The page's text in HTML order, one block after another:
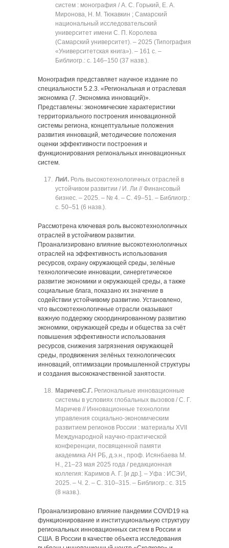
систем : монография / А. С. Горький, Е. А.
Миронова, Н. М. Тюкавкин ; Самарский
национальный исследовательский
университет имени С. П. Королева
(Самарский университет). ‒ 2025 (Типография
«Университетская книга»). ‒ 161 с. ‒
Библиогр.: с. 146‒150 (37 назв.).
Монография представляет научное издание по
специальности 5.2.3. «Региональная и отраслевая
экономика (7. Экономика инноваций)».
Представлены: экономические характеристики
территориального построения инновационной
системы региона, концептуальные положения
развития инноваций, методические положения
оценки эффективности построения и
функционирования региональных инновационных
систем.
ЛиИ. Роль высокотехнологичных отраслей в
устойчивом развитии / И. Ли // Финансовый
бизнес. ‒ 2025. ‒ № 4. ‒ C. 49‒51. ‒ Библиогр.:
с. 50‒51 (6 назв.).
Рассмотрена ключевая роль высокотехнологичных
отраслей в устойчивом развитии.
Проанализировано влияние высокотехнологичных
отраслей на эффективность использования
ресурсов, охрану окружающей среды, зелёные
технологические инновации, синергетическое
развитие экономики и окружающей среды, а также
социальные блага, показано их значение в
содействии устойчивому развитию. Установлено,
что высокотехнологичные отрасли оказывают
важную поддержку скоординированному развитию
экономики, окружающей среды и общества за счёт
повышения эффективности использования
ресурсов, снижения загрязнения окружающей
среды, продвижения зелёных технологических
инноваций, оптимизации промышленной структуры
и создания высококачественной занятости.
МаричевС.Г. Региональные инновационные
системы в условиях глобальных вызовов / С. Г.
Маричев // Инновационные технологии
управления социально-экономическим
развитием регионов России : материалы XVII
Международной научно-практической
конференции, посвященной памяти
академика АН РБ, д.э.н., проф. Исянбаева М.
Н., 21‒23 мая 2025 года / редакционная
коллегия: Каримов А. Г. [и др.]. ‒ Уфа : ИСЭИ,
2025. ‒ Ч. 2. ‒ C. 310‒315. ‒ Библиогр.: с. 315
(8 назв.).
Проанализировано влияние пандемии COVID19 на
функционирование и институциональную структуру
региональных инновационных систем в России и
США. В России в качестве объекта исследования